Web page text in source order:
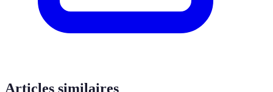
Articles similaires